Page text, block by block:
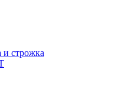
и строжка